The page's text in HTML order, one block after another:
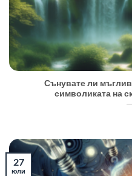
Сънувате ли
символиката на
27
юли